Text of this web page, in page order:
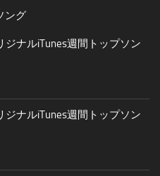
ング
ナルiTunes週間トップソン
ナルiTunes週間トップソン